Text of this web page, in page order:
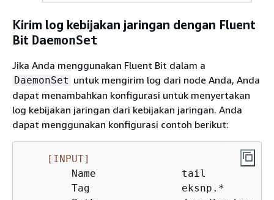
Kirim log kebijakan jaringan dengan Fluent
Bit DaemonSet
Jika Anda menggunakan Fluent Bit dalam a
DaemonSet untuk mengirim log dari node Anda, Anda
dapat menambahkan konfigurasi untuk menyertakan
log kebijakan jaringan dari kebijakan jaringan. Anda
dapat menggunakan konfigurasi contoh berikut:
[INPUT]
        Name              tail
        Tag               eksnp.*